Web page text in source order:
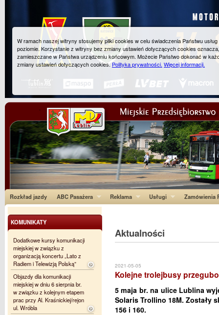
Rozkład jazdy ABC Pasażera Reklama Usługi Zamówienia
Aktualności
2021-05-05
Kolejne trolejbusy
5 maja br. na ulice Lublina
Solaris Trollino 18M. Zostały
156 i 160.
KOMUNIKATY
Dodatkowe kursy komunikacji
miejskiej w związku z
organizacją koncertu „Lato z
Radiem i Telewizją Polską”
Objazdy dla komunikacji
miejskiej w dniu 6 sierpnia br.
w związku z kolejnym etapem
prac przy Al. Kraśnickiej/rejon
ul. Wróbla
W ramach naszej witryny stosujemy pliki cookies w celu świadczenia Państwu
poziomie. Korzystanie z witryny bez zmiany ustawień dotyczących cookies
zamieszczane w Państwa urządzeniu końcowym. Możecie Państwo dokonać w
zmiany ustawień dotyczących cookies.Polityka prywatności. Więcej informacji.